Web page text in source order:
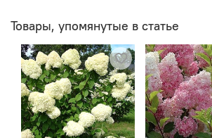
Товары, упомянутые в статье